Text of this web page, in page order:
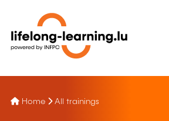
Home All trainings